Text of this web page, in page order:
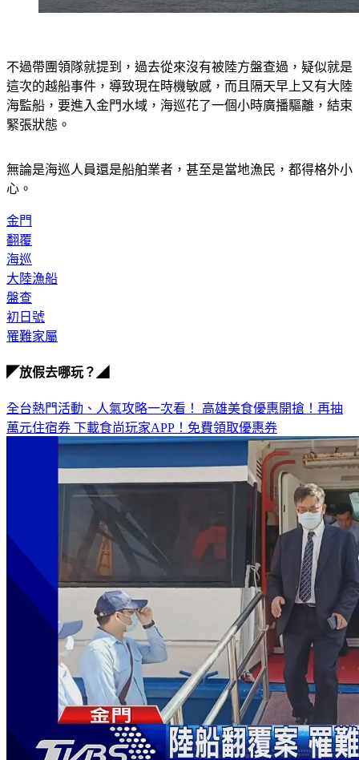
不過帶團領隊就提到，過去從來沒有被陸方盤查過，疑似就是
這次的越船事件，導致現在時機敏感，而且隔天早上又有大陸
海監船，要進入金門水域，海巡花了一個小時廣播驅離，結束
緊張狀態。
無論是海巡人員還是船舶業者，甚至是當地漁民，都得格外小
心。
金門
翻覆
海巡
大陸漁船
盤查
初日號
罹難家屬
◤放假去哪玩？◢
全台熱門活動、人氣攻略一次看！ 高雄美食優惠開搶！再抽
萬元住宿券 下載食尚玩家APP！免費領取優惠券